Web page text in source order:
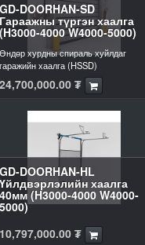
GD-DOORHAN-SD
Гараажны түргэн хаалга
(H3000-4000 W4000-5000)
Өндөр хурдны спираль хуйлдаг
гаражийн хаалга (HSSD)
24,700,000.00₮
GD-DOORHAN-HL
Үйлдвэрлэлийн хаалга
40мм (H3000-4000 W4000-
5000)
10,797,000.00₮